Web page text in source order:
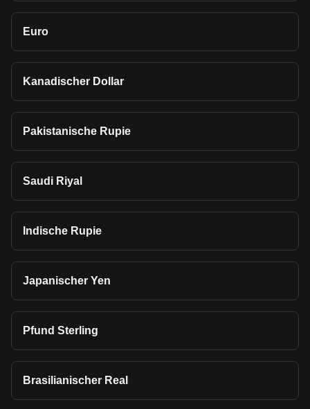
Euro
Kanadischer Dollar
Pakistanische Rupie
Saudi Riyal
Indische Rupie
Japanischer Yen
Pfund Sterling
Brasilianischer Real